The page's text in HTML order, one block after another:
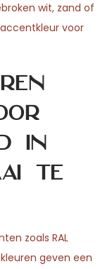
wit, zand of
voor
in
te
zoals RAL
kleuren geven een